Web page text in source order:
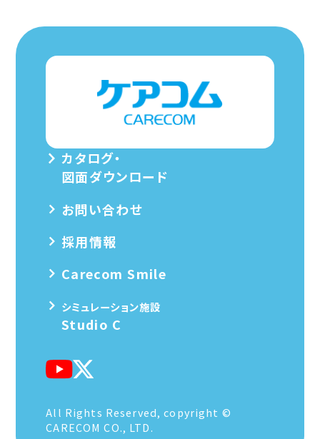
カタログ・
図面ダウンロード
お問い合わせ
採用情報
Carecom Smile
シミュレーション施設
Studio C
All Rights Reserved, copyright ©
CARECOM CO., LTD.